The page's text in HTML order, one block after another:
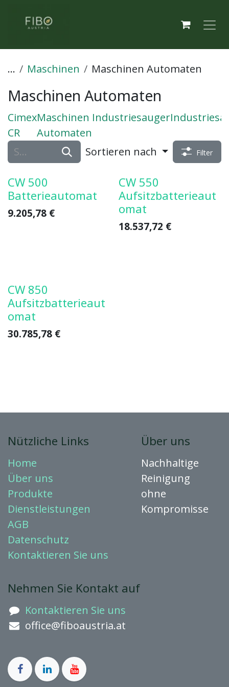
... Maschinen Maschinen Automaten
Maschinen Automaten
Cimex
CR
Maschinen
Automaten
Industriesauger
Sortieren nach Filter
CW 500
Batterieautomat
9.205,78 €
CW 550
Aufsitzbatterieaut
omat
18.537,72 €
CW 850
Aufsitzbatterieaut
omat
30.785,78 €
Nützliche Links
Home
Über uns
Produkte
Dienstleistungen
AGB
Datenschutz
Kontaktieren Sie uns
Über uns
Nachhaltige
Reinigung
ohne
Kompromisse
Nehmen Sie Kontakt auf
Kontaktieren Sie uns
office@fiboaustria.at